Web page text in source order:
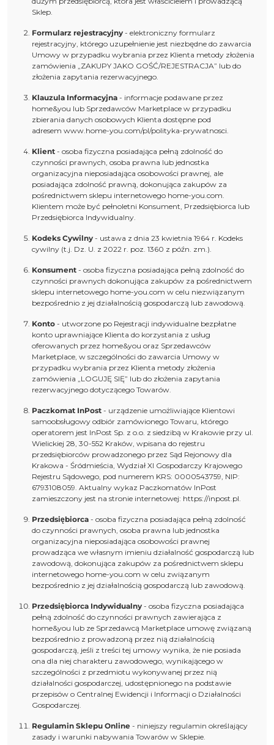
Sklep.
Formularz rejestracyjny - elektroniczny formularz
rejestracyjny, którego uzupełnienie jest niezbędne do zawarcia
Umowy w przypadku wybrania przez Klienta metody złożenia
zamówienia „ZAKUPY JAKO GOŚĆ/REJESTRACJA” lub do
złożenia zapytania rezerwacyjnego.
Klauzula Informacyjna - informacje podawane przez
home&you lub Sprzedawców Marketplace w przypadku
zbierania danych osobowych Klienta dostępne pod
adresem www.home-you.com/pl/polityka-prywatnosci
Klient - osoba fizyczna posiadająca pełną zdolność do
czynności prawnych, osoba prawna lub jednostka
organizacyjna nieposiadająca osobowości prawnej, ale
posiadająca zdolność prawną, dokonująca zakupów za
pośrednictwem sklepu internetowego home-you.com.
Klientem może być pełnoletni Konsument, Przedsiębiorca lub
Przedsiębiorca Indywidualny.
Kodeks Cywilny - ustawa z dnia 23 kwietnia 1964 r. Kodeks
cywilny (t.j. Dz. U. z 2022 r. poz. 1360 z późn. zm.).
Konsument - osoba fizyczna posiadająca pełną zdolność do
czynności prawnych dokonująca zakupów za pośrednictwem
sklepu internetowego home-you.com w celu niezwiązanym
bezpośrednio z jej działalnością gospodarczą lub zawodową.
Konto - utworzone po Rejestracji indywidualne bezpłatne
konto uprawniające Klienta do korzystania z usług
oferowanych przez home&you oraz Sprzedawców
Marketplace, w szczególności do zawarcia Umowy w
przypadku wybrania przez Klienta metody złożenia
zamówienia „LOGUJĘ SIĘ” lub do złożenia zapytania
rezerwacyjnego dotyczącego Towarów.
Paczkomat InPost - urządzenie umożliwiające Klientowi
samoobsługowy odbiór zamówionego Towaru, którego
operatorem jest InPost Sp. z o.o. z siedzibą w Krakowie przy ul.
Wielickiej 28, 30-552 Kraków, wpisana do rejestru
przedsiębiorców prowadzonego przez Sąd Rejonowy dla
Krakowa - Śródmieścia, Wydział XI Gospodarczy Krajowego
Rejestru Sądowego, pod numerem KRS: 0000543759, NIP:
6793108059. Aktualny wykaz Paczkomatów InPost
zamieszczony jest na stronie internetowej: https://inpost.pl.
Przedsiębiorca - osoba fizyczna posiadająca pełną zdolność
do czynności prawnych, osoba prawna lub jednostka
organizacyjna nieposiadająca osobowości prawnej
prowadząca we własnym imieniu działalność gospodarczą lub
zawodową, dokonująca zakupów za pośrednictwem sklepu
internetowego home-you.com w celu związanym
bezpośrednio z jej działalnością gospodarczą lub zawodową.
Przedsiębiorca Indywidualny - osoba fizyczna posiadająca
pełną zdolność do czynności prawnych zawierająca z
home&you lub ze Sprzedawcą Marketplace umowę związaną
bezpośrednio z prowadzoną przez nią działalnością
gospodarczą, jeśli z treści tej umowy wynika, że nie posiada
ona dla niej charakteru zawodowego, wynikającego w
szczególności z przedmiotu wykonywanej przez nią
działalności gospodarczej, udostępnionego na podstawie
przepisów o Centralnej Ewidencji i Informacji o Działalności
Gospodarczej.
Regulamin Sklepu Online - niniejszy regulamin określający
zasady i warunki nabywania Towarów w Sklepie.